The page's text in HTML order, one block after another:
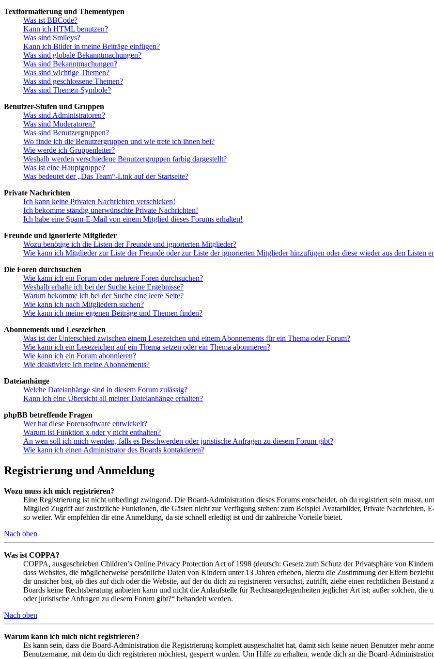
Textformatierung und Thementypen
Was ist BBCode?
Kann ich HTML benutzen?
Was sind Smileys?
Kann ich Bilder in meine Beiträge einfügen?
Was sind globale Bekanntmachungen?
Was sind Bekanntmachungen?
Was sind wichtige Themen?
Was sind geschlossene Themen?
Was sind Themen-Symbole?
Benutzer-Stufen und Gruppen
Was sind Administratoren?
Was sind Moderatoren?
Was sind Benutzergruppen?
Wo finde ich die Benutzergruppen und wie trete ich ihnen bei?
Wie werde ich Gruppenleiter?
Weshalb werden verschiedene Benutzergruppen farbig dargestellt?
Was ist eine Hauptgruppe?
Was bedeutet der „Das Team“-Link auf der Startseite?
Private Nachrichten
Ich kann keine Privaten Nachrichten verschicken!
Ich bekomme ständig unerwünschte Private Nachrichten!
Ich habe eine Spam-E-Mail von einem Mitglied dieses Forums erhalten!
Freunde und ignorierte Mitglieder
Wozu benötige ich die Listen der Freunde und ignorierten Mitglieder?
Wie kann ich Mitglieder zur Liste der Freunde oder zur Liste der ignorierten Mitglieder hinzufügen oder diese wieder aus den Listen
Die Foren durchsuchen
Wie kann ich ein Forum oder mehrere Foren durchsuchen?
Weshalb erhalte ich bei der Suche keine Ergebnisse?
Warum bekomme ich bei der Suche eine leere Seite?
Wie kann ich nach Mitgliedern suchen?
Wie kann ich meine eigenen Beiträge und Themen finden?
Abonnements und Lesezeichen
Was ist der Unterschied zwischen einem Lesezeichen und einem Abonnements für ein Thema oder Forum?
Wie kann ich ein Lesezeichen auf ein Thema setzen oder ein Thema abonnieren?
Wie kann ich ein Forum abonnieren?
Wie deaktiviere ich meine Abonnements?
Dateianhänge
Welche Dateianhänge sind in diesem Forum zulässig?
Kann ich eine Übersicht all meiner Dateianhänge erhalten?
phpBB betreffende Fragen
Wer hat diese Forensoftware entwickelt?
Warum ist Funktion x oder y nicht enthalten?
An wen soll ich mich wenden, falls es Beschwerden oder juristische Anfragen zu diesem Forum gibt?
Wie kann ich einen Administrator des Boards kontaktieren?
Registrierung und Anmeldung
Wozu muss ich mich registrieren?
Eine Registrierung ist nicht unbedingt zwingend. Die Board-Administration dieses Forums entscheidet, ob du registriert sein musst,
Mitglied Zugriff auf zusätzliche Funktionen, die Gästen nicht zur Verfügung stehen: zum Beispiel Avatarbilder, Private Nachrichten,
so weiter. Wir empfehlen dir eine Anmeldung, da sie schnell erledigt ist und dir zahlreiche Vorteile bietet.
Nach oben
Was ist COPPA?
COPPA, ausgeschrieben Children’s Online Privacy Protection Act of 1998 (deutsch: Gesetz zum Schutz der Privatsphäre von
dass Websites, die möglicherweise persönliche Daten von Kindern unter 13 Jahren erheben, hierzu die Zustimmung der Eltern
dir unsicher bist, ob dies auf dich oder die Website, auf der du dich zu registrieren versuchst, zutrifft, ziehe einen rechtlichen
Boards keine Rechtsberatung anbieten kann und nicht die Anlaufstelle für Rechtsangelegenheiten jeglicher Art ist; außer solchen,
oder juristische Anfragen zu diesem Forum gibt?“ behandelt werden.
Nach oben
Warum kann ich mich nicht registrieren?
Es kann sein, dass die Board-Administration die Registrierung komplett ausgeschaltet hat, damit sich keine neuen Benutzer mehr
Benutzername, mit dem du dich registrieren möchtest, gesperrt wurden. Um Hilfe zu erhalten, wende dich an die Board-